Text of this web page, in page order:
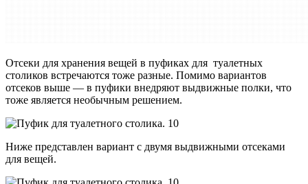
Отсеки для хранения вещей в пуфиках для туалетных
столиков встречаются тоже разные. Помимо вариантов
отсеков выше — в пуфики внедряют выдвижные полки, что
тоже является необычным решением.
Ниже представлен вариант с двумя выдвижными отсеками
для вещей.